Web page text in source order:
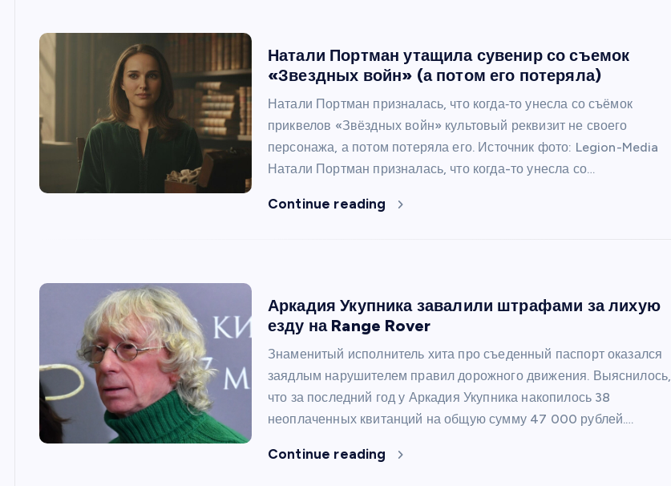
Натали Портман утащила сувенир со съемок
«Звездных войн» (а потом его потеряла)
Натали Портман призналась, что когда‑то унесла со съёмок
приквелов «Звёздных войн» культовый реквизит не своего
персонажа, а потом потеряла его. Источник фото: Legion-Media
Натали Портман призналась, что когда-то унесла со…
Continue reading
Аркадия Укупника завалили штрафами за лихую
езду на Range Rover
Знаменитый исполнитель хита про съеденный паспорт оказался
заядлым нарушителем правил дорожного движения. Выяснилось,
что за последний год у Аркадия Укупника накопилось 38
неоплаченных квитанций на общую сумму 47 000 рублей.…
Continue reading